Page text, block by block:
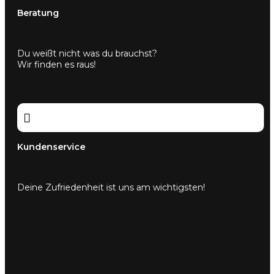
Beratung
Du weißt nicht was du brauchst?
Wir finden es raus!

Kundenservice
Deine Zufriedenheit ist uns am wichtigsten!